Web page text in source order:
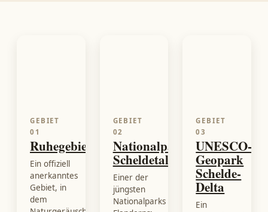
GEBIET
01
Ruhegebiet
Ein offiziell
anerkanntes
Gebiet, in
dem
GEBIET
02
Nationalpark
Scheldetal
Einer der
jüngsten
Nationalparks
GEBIET
03
UNESCO-
Geopark
Schelde-
Delta
Ein